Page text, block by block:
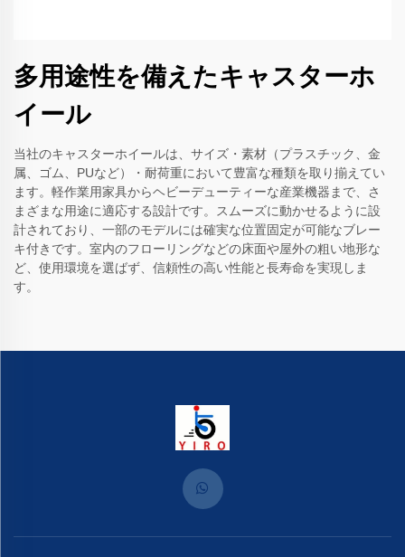
多用途性を備えたキャスターホ
イール
当社のキャスターホイールは、サイズ・素材（プラスチック、金
属、ゴム、PUなど）・耐荷重において豊富な種類を取り揃えてい
ます。軽作業用家具からヘビーデューティーな産業機器まで、さ
まざまな用途に適応する設計です。スムーズに動かせるように設
計されており、一部のモデルには確実な位置固定が可能なブレー
キ付きです。室内のフローリングなどの床面や屋外の粗い地形な
ど、使用環境を選ばず、信頼性の高い性能と長寿命を実現しま
す。